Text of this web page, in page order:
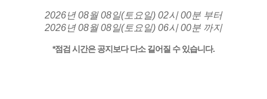
2026년 08월 08일(토요일) 02시 00분 부터
2026년 08월 08일(토요일) 06시 00분 까지
*점검 시간은 공지보다 다소 길어질 수 있습니다.